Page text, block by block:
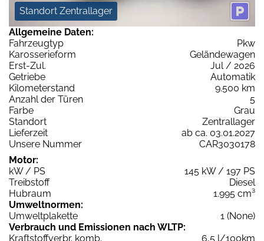
Standort Zentrallager
Allgemeine Daten:
Fahrzeugtyp
Pkw
Karosserieform
Geländewagen
Erst-Zul.
Jul / 2026
Getriebe
Automatik
Kilometerstand
9.500 km
Anzahl der Türen
5
Farbe
Grau
Standort
Zentrallager
Lieferzeit
ab ca. 03.01.2027
Unsere Nummer
CAR3030178
Motor:
kW / PS
145 kW / 197 PS
Treibstoff
Diesel
Hubraum
1.995 cm³
Umweltnormen:
Umweltplakette
1 (None)
Verbrauch und Emissionen nach WLTP:
Kraftstoffverbr. komb.
6,5 l/100km